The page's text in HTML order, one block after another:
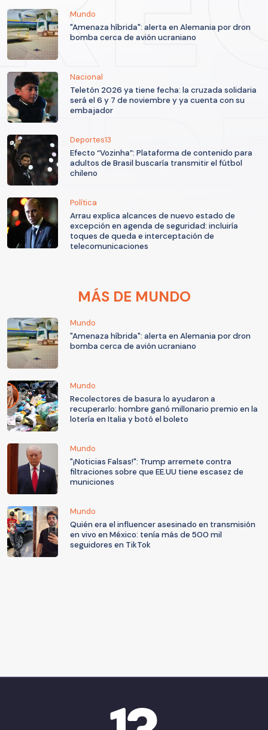
Mundo
"Amenaza híbrida": alerta en Alemania por dron
bomba cerca de avión ucraniano
Nacional
Teletón 2026 ya tiene fecha: la cruzada solidaria
será el 6 y 7 de noviembre y ya cuenta con su
embajador
Deportes13
Efecto “Vozinha”: Plataforma de contenido para
adultos de Brasil buscaría transmitir el fútbol
chileno
Política
Arrau explica alcances de nuevo estado de
excepción en agenda de seguridad: incluiría
toques de queda e interceptación de
telecomunicaciones
MÁS DE MUNDO
Mundo
"Amenaza híbrida": alerta en Alemania por dron
bomba cerca de avión ucraniano
Mundo
Recolectores de basura lo ayudaron a
recuperarlo: hombre ganó millonario premio en la
lotería en Italia y botó el boleto
Mundo
"¡Noticias Falsas!": Trump arremete contra
filtraciones sobre que EE.UU tiene escasez de
municiones
Mundo
Quién era el influencer asesinado en transmisión
en vivo en México: tenía más de 500 mil
seguidores en TikTok